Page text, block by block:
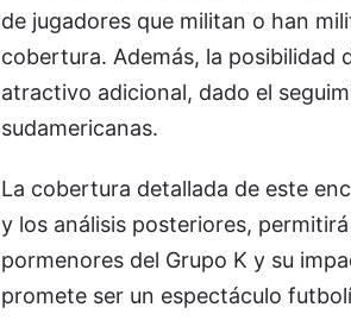
de jugadores que militan o han
cobertura. Además, la posibilidad
atractivo adicional, dado el
sudamericanas.
La cobertura detallada de este
y los análisis posteriores,
pormenores del Grupo K y su
promete ser un espectáculo